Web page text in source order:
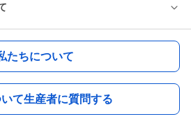
たちについて
て生産者に質問する